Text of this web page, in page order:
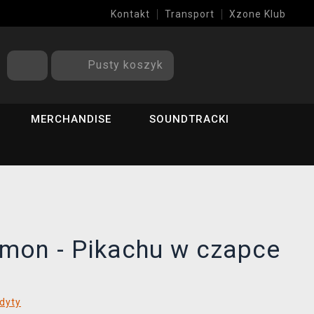
Kontakt Transport Xzone Klub
Pusty koszyk
MERCHANDISE SOUNDTRACKI
- Pikachu w czapce